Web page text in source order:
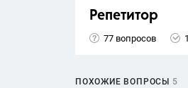
Репетитор
77 вопросов
ПОХОЖИЕ ВОПРОСЫ 5